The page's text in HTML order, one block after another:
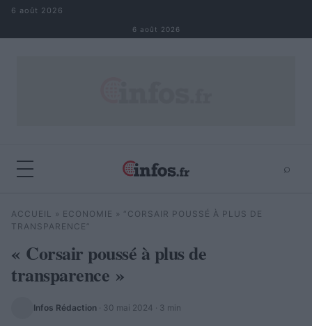
Aller au contenu
6 août 2026
6 août 2026
⌕
Rechercher ⌕
ACCUEIL » ECONOMIE » “CORSAIR POUSSÉ À PLUS DE
TRANSPARENCE”
« Corsair poussé à plus de
transparence »
Infos Rédaction · 30 mai 2024 · 3 min